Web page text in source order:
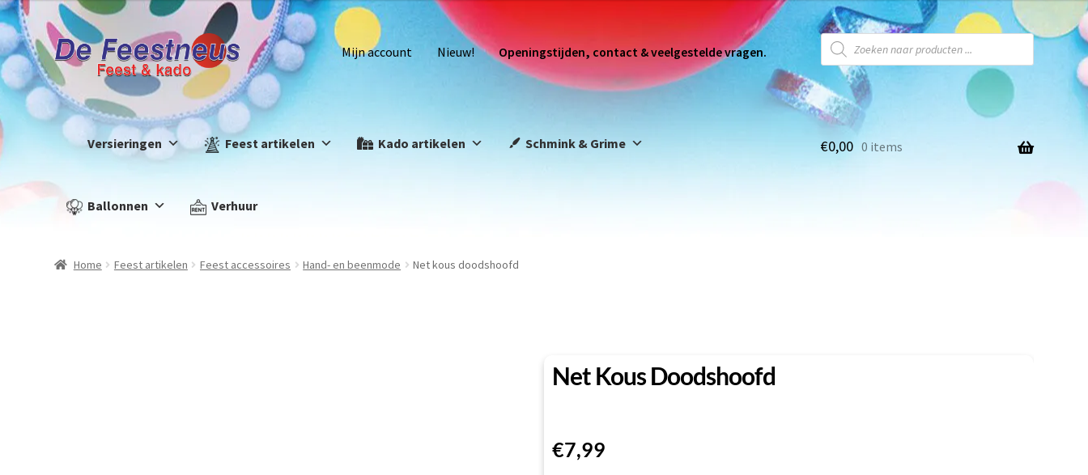
Mijn account Nieuw! Openingstijden, contact & veelgestelde vragen.
Versieringen Feest artikelen Kado artikelen Schmink & Grime
Ballonnen Verhuur
€0,00 0 items
Home Feest artikelen Feest accessoires Hand- en beenmode Net kous doodshoofd
Net Kous Doodshoofd
€7,99